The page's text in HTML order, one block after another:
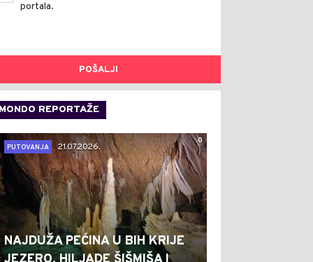
portala.
POŠALJI
MONDO REPORTAŽE
0
PUTOVANJA
21.07.2026.
NAJDUŽA PEĆINA U BIH KRIJE